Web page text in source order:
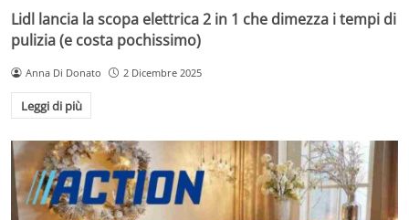
Lidl lancia la scopa elettrica 2 in 1 che dimezza i tempi di
pulizia (e costa pochissimo)
Anna Di Donato 2 Dicembre 2025
Leggi di più